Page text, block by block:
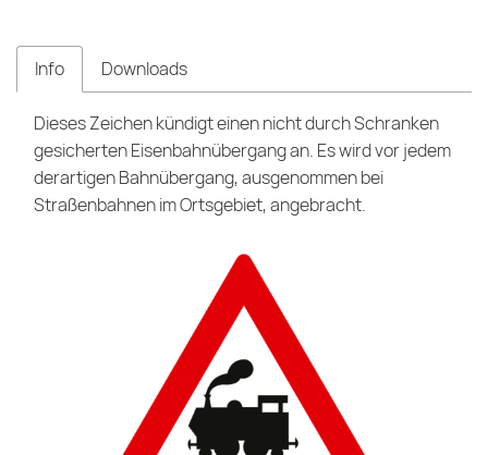
Info Downloads
Dieses Zeichen kündigt einen nicht durch Schranken
gesicherten Eisenbahnübergang an. Es wird vor jedem
derartigen Bahnübergang, ausgenommen bei
Straßenbahnen im Ortsgebiet, angebracht.